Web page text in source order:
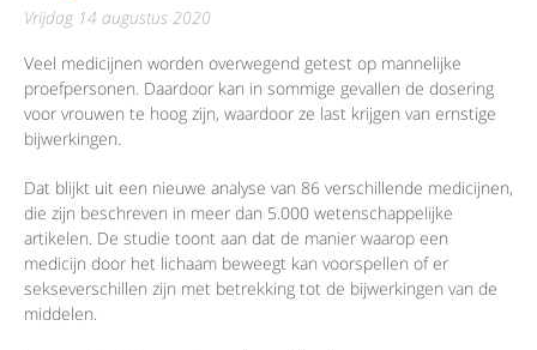
vrijdag 14 augustus 2020
Veel medicijnen worden overwegend getest op mannelijke
proefpersonen. Daardoor kan in sommige gevallen de dosering
voor vrouwen te hoog zijn, waardoor ze last krijgen van ernstige
bijwerkingen.
Dat blijkt uit een nieuwe analyse van 86 verschillende medicijnen,
die zijn beschreven in meer dan 5.000 wetenschappelijke
artikelen. De studie toont aan dat de manier waarop een
medicijn door het lichaam beweegt kan voorspellen of er
sekseverschillen zijn met betrekking tot de bijwerkingen van de
middelen.